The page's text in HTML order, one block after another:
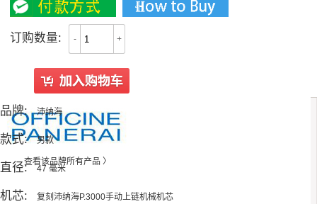
订购数量: - +
查看该品牌所有产品 〉
品牌: 沛纳海
款式: 男款
直径: 47 毫米
机芯: 复刻沛纳海P.3000手动上链机械机芯